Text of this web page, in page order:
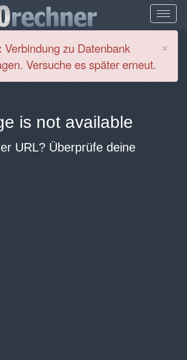
×
Verbindung zu Datenbank
Versuche es später erneut.
is not available
URL? Überprüfe deine